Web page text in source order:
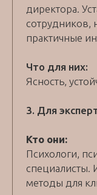
директора.
сотрудников,
практичные
Что для них:
Ясность,
3. Для
Кто они:
Психологи,
методы для